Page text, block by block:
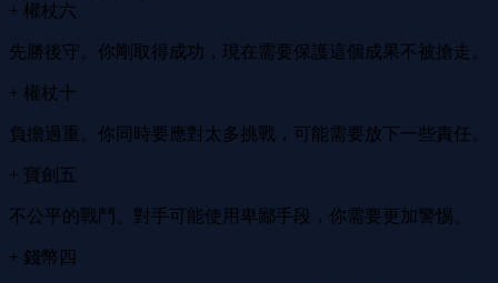
+ 權杖六
先勝後守。你剛取得成功，現在需要保護這個成果不被搶走。
+ 權杖十
負擔過重。你同時要應對太多挑戰，可能需要放下一些責任。
+ 寶劍五
不公平的戰鬥。對手可能使用卑鄙手段，你需要更加警惕。
+ 錢幣四